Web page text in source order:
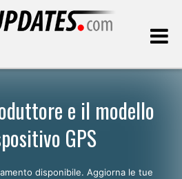
Clienti
e il modello
GPS
disponibile. Aggiorna le tue